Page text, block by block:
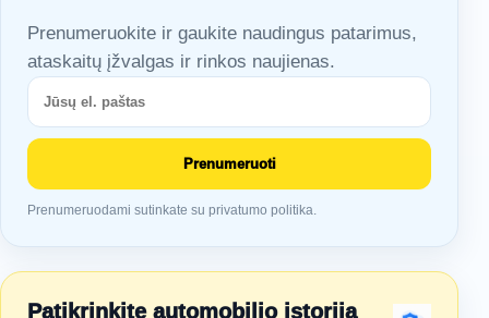
Prenumeruokite ir gaukite naudingus patarimus,
ataskaitų įžvalgas ir rinkos naujienas.
Prenumeruoti
Prenumeruodami sutinkate su privatumo politika.
Patikrinkite automobilio istoriją